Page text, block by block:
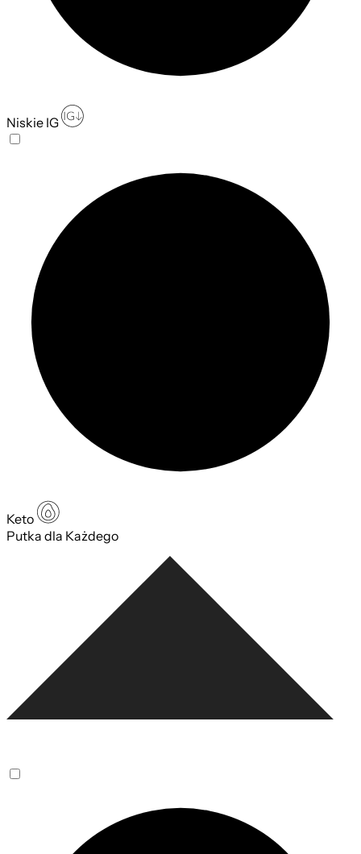
Niskie IG
Keto
Putka dla Każdego